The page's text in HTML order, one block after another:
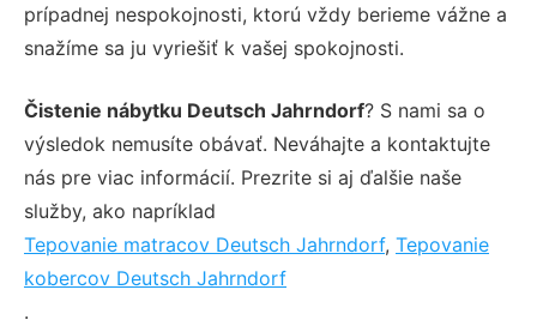
prípadnej nespokojnosti, ktorú vždy berieme vážne a
snažíme sa ju vyriešiť k vašej spokojnosti.
Čistenie nábytku Deutsch Jahrndorf? S nami sa o
výsledok nemusíte obávať. Neváhajte a kontaktujte
nás pre viac informácií. Prezrite si aj ďalšie naše
služby, ako napríklad
Tepovanie matracov Deutsch Jahrndorf, Tepovanie
kobercov Deutsch Jahrndorf
.